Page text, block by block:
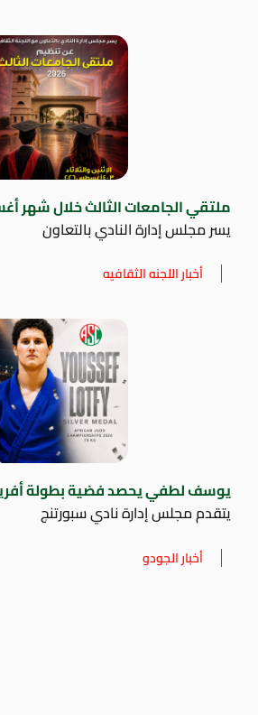
ملتقي الجامعات الثالث خلال شهر
يسر مجلس إدارة النادي بالتعاون
أخبار اللجنه الثقافيه
يوسف لطفي يحصد فضية بطولة
يتقدم مجلس إدارة نادي سبورتنج
أخبار الجودو